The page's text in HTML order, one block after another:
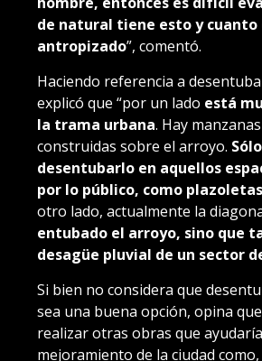
de natural tiene esto y cuanto
antropizado”, comentó.
Haciendo referencia a
explicó que “por un lado está
la trama urbana. Hay
construidas sobre el arroyo.
desentubarlo en aquellos
por lo público, como
otro lado, actualmente la
entubado el arroyo, sino que
desagüe pluvial de un sector
Si bien no considera que
sea una buena opción, opina
realizar otras obras que
mejoramiento de la ciudad